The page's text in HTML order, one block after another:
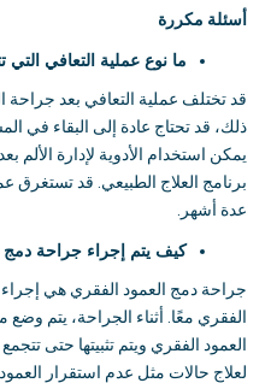
أسئلة مكررة
ما نوع عملية التعافي التي
قد تختلف عملية التعافي بعد جراحة
ذلك، قد تحتاج عادة إلى البقاء في
يمكن استخدام الأدوية لإدارة الألم
برنامج العلاج الطبيعي. قد تستغرق
عدة أشهر .
كيف يتم إجراء جراحة دمج
جراحة دمج العمود الفقري هي
الفقري معًا. أثناء الجراحة، يتم
العمود الفقري ويتم تثبيتها حتى
لعلاج حالات مثل عدم استقرار